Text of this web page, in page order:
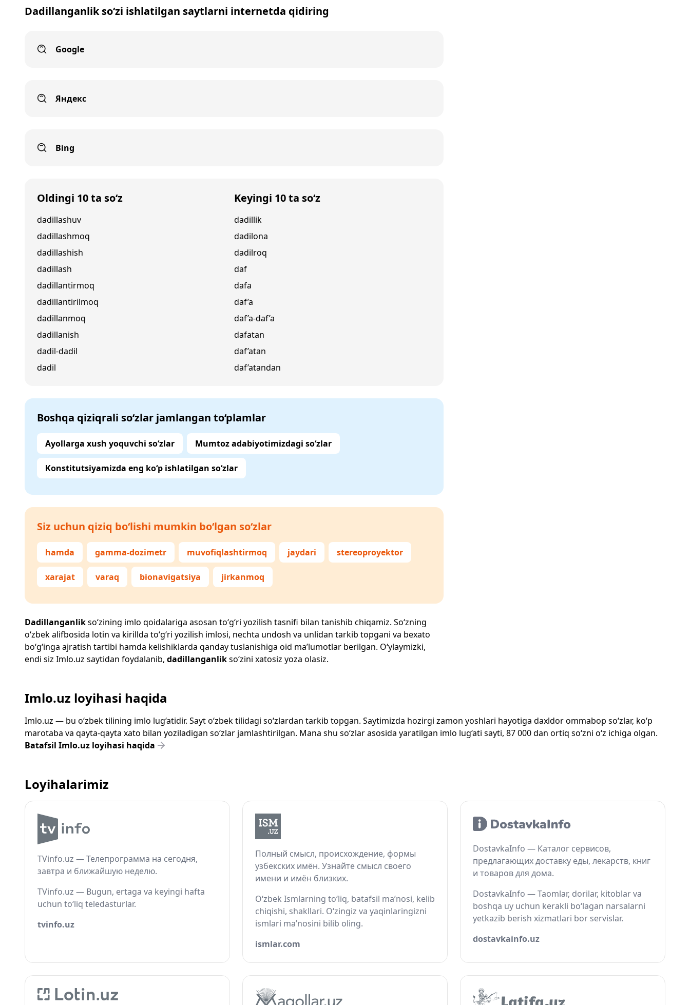
Dadillanganlik so‘zi ishlatilgan saytlarni internetda qidiring
Google
Яндекс
Bing
Oldingi 10 ta so‘z
dadillashuv
dadillashmoq
dadillashish
dadillash
dadillantirmoq
dadillantirilmoq
dadillanmoq
dadillanish
dadil-dadil
dadil
Keyingi 10 ta so‘z
dadillik
dadilona
dadilroq
daf
dafa
daf’a
daf’a-daf’a
dafatan
daf’atan
daf’atandan
Boshqa qiziqrali so‘zlar jamlangan to‘plamlar
Ayollarga xush yoquvchi so‘zlar Mumtoz adabiyotimizdagi so‘zlar
Konstitutsiyamizda eng ko‘p ishlatilgan so‘zlar
Siz uchun qiziq bo‘lishi mumkin bo‘lgan so‘zlar
hamda gamma-dozimetr muvofiqlashtirmoq jaydari stereoproyektor
xarajat varaq bionavigatsiya jirkanmoq
Dadillanganlikso‘zining imlo qoidalariga asosan to‘g‘ri yozilish tasnifi bilan tanishib chiqamiz. So‘zning
o‘zbek alifbosida lotin va kirillda to‘g‘ri yozilish imlosi, nechta undosh va unlidan tarkib topgani va bexato
bo‘g‘inga ajratish tartibi hamda kelishiklarda qanday tuslanishiga oid ma’lumotlar berilgan. O‘ylaymizki,
endi siz Imlo.uz saytidan foydalanib, dadillanganlikso‘zini xatosiz yoza olasiz.
Imlo.uz loyihasi haqida
Imlo.uz — bu o‘zbek tilining imlo lug‘atidir. Sayt o‘zbek tilidagi so‘zlardan tarkib topgan. Saytimizda hozirgi zamon yoshlari hayotiga daxldor ommabop so‘zlar, ko‘p
marotaba va qayta-qayta xato bilan yoziladigan so‘zlar jamlashtirilgan. Mana shu so‘zlar asosida yaratilgan imlo lug‘ati sayti, 87 000 dan ortiq so‘zni o‘z ichiga olgan.
Batafsil Imlo.uz loyihasi haqida
Loyihalarimiz
TVinfo.uz — Телепрограмма на сегодня,
завтра и ближайшую неделю.
TVinfo.uz — Bugun, ertaga va keyingi hafta
uchun to‘liq teledasturlar.
tvinfo.uz
Полный смысл, происхождение, формы
узбекских имён. Узнайте смысл своего
имени и имён близких.
O‘zbek Ismlarning to‘liq, batafsil ma’nosi, kelib
chiqishi, shakllari. O‘zingiz va yaqinlaringizni
ismlari ma’nosini bilib oling.
ismlar.com
DostavkaInfo — Каталог сервисов,
предлагающих доставку еды, лекарств, книг
и товаров для дома.
DostavkaInfo — Taomlar, dorilar, kitoblar va
boshqa uy uchun kerakli bo‘lagan narsalarni
yetkazib berish xizmatlari bor servislar.
dostavkainfo.uz